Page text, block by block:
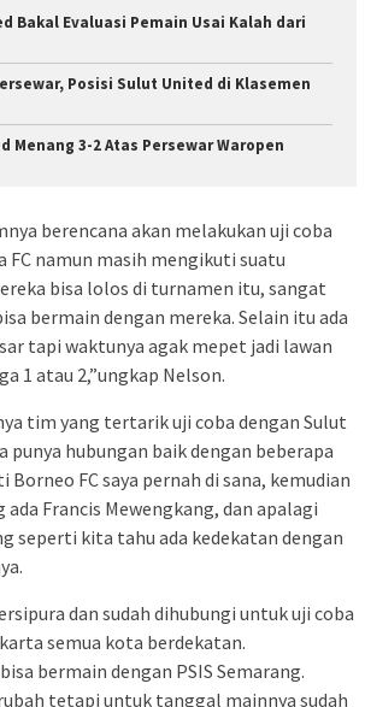
Bakal Evaluasi Pemain Usai Kalah dari
Posisi Sulut United di Klasemen
Menang 3-2 Atas Persewar Waropen
berencana akan melakukan uji coba
FC namun masih mengikuti suatu
bisa lolos di turnamen itu, sangat
bermain dengan mereka. Selain itu ada
tapi waktunya agak mepet jadi lawan
1 atau 2,”ungkap Nelson.
tim yang tertarik uji coba dengan Sulut
punya hubungan baik dengan beberapa
FC saya pernah di sana, kemudian
Francis Mewengkang, dan apalagi
seperti kita tahu ada kedekatan dengan
dan sudah dihubungi untuk uji coba
semua kota berdekatan.
bermain dengan PSIS Semarang.
tetapi untuk tanggal mainnya sudah